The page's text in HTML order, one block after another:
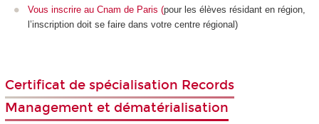
Vous inscrire au Cnam de Paris (pour les élèves résidant en région,
l’inscription doit se faire dans votre centre régional)
Certificat de spécialisation Records
Management et dématérialisation